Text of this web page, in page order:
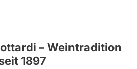
– Weintradition
1897